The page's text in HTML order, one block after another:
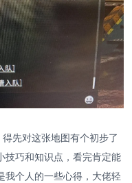
先对这张地图有个初步了
技巧和知识点，看完肯定能
我个人的一些心得，大佬轻